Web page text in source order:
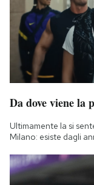
Da dove viene la
Ultimamente la si
Milano: esiste dagli